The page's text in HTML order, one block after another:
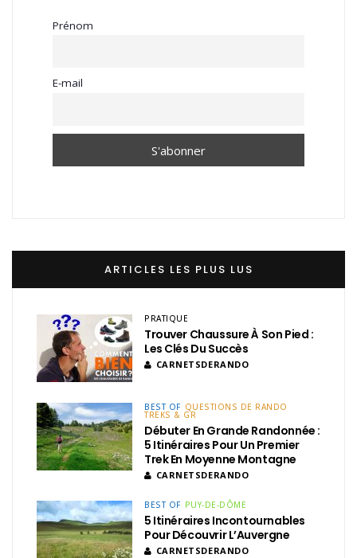
Prénom
E-mail
ARTICLES LES PLUS LUS
PRATIQUE
Trouver Chaussure À Son Pied :
Les Clés Du Succès
CARNETSDERANDO
BEST OF QUESTIONS DE RANDO
TREKS & GR
Débuter En Grande Randonnée :
5 Itinéraires Pour Un Premier
Trek En Moyenne Montagne
CARNETSDERANDO
BEST OF PUY-DE-DÔME
5 Itinéraires Incontournables
Pour Découvrir L’Auvergne
CARNETSDERANDO